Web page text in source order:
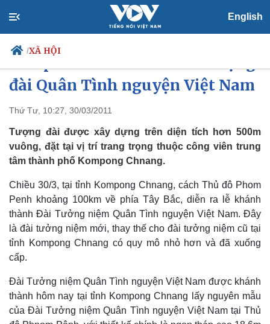
English
/XÃ HỘI
Chính trị
Đảng
Tổ chức nhân sự
Quốc hội
Nhận diện sự thật
Tin 24h
Dự báo thời tiết
Dấu ấn VOV
Việc làm
Biển đảo
đài Quân Tình nguyện Việt Nam
Thứ Tư, 10:27, 30/03/2011
Tượng đài được xây dựng trên diện tích hơn 500m
vuông, đặt tại vị trí trang trọng thuộc công viên trung
tâm thành phố Kompong Chnang.
Chiều 30/3, tại tỉnh Kompong Chnang, cách Thủ đô Phom
Penh khoảng 100km về phía Tây Bắc, diễn ra lễ khánh
thành Đài Tưởng niệm Quân Tình nguyện Việt Nam. Đây
là đài tưởng niệm mới, thay thế cho đài tưởng niệm cũ tại
tỉnh Kompong Chnang có quy mô nhỏ hơn và đã xuống
cấp.
Đài Tưởng niệm Quân Tình nguyện Việt Nam được khánh
thành hôm nay tại tỉnh Kompong Chnang lấy nguyên mẫu
của Đài Tưởng niệm Quân Tình nguyện Việt Nam tại Thủ